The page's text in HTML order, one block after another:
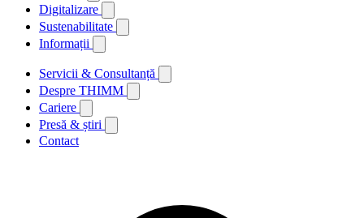
Digitalizare
Sustenabilitate
Informații
Servicii & Consultanță
Despre THIMM
Cariere
Presă & știri
Contact